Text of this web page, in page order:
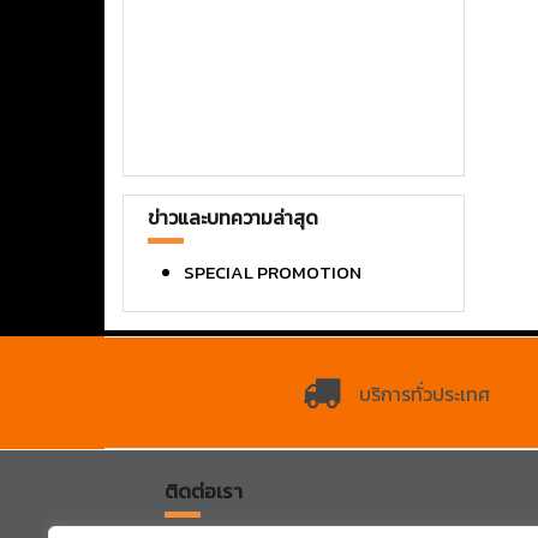
ข่าวและบทความล่าสุด
SPECIAL PROMOTION
บริการทั่วประเทศ
ติดต่อเรา